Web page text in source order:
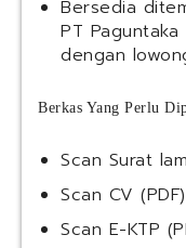
Bersedia
PT Paguntaka
dengan
Berkas Yang Perlu
Scan Surat
Scan CV (PDF)
Scan E-KTP